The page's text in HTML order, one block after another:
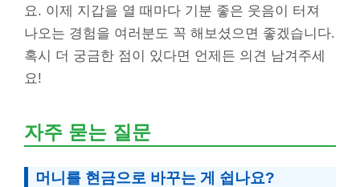
요. 이제 지갑을 열 때마다 기분 좋은 웃음이 터져
나오는 경험을 여러분도 꼭 해보셨으면 좋겠습니다.
혹시 더 궁금한 점이 있다면 언제든 의견 남겨주세
요!
자주 묻는 질문
머니를 현금으로 바꾸는 게 쉽나요?